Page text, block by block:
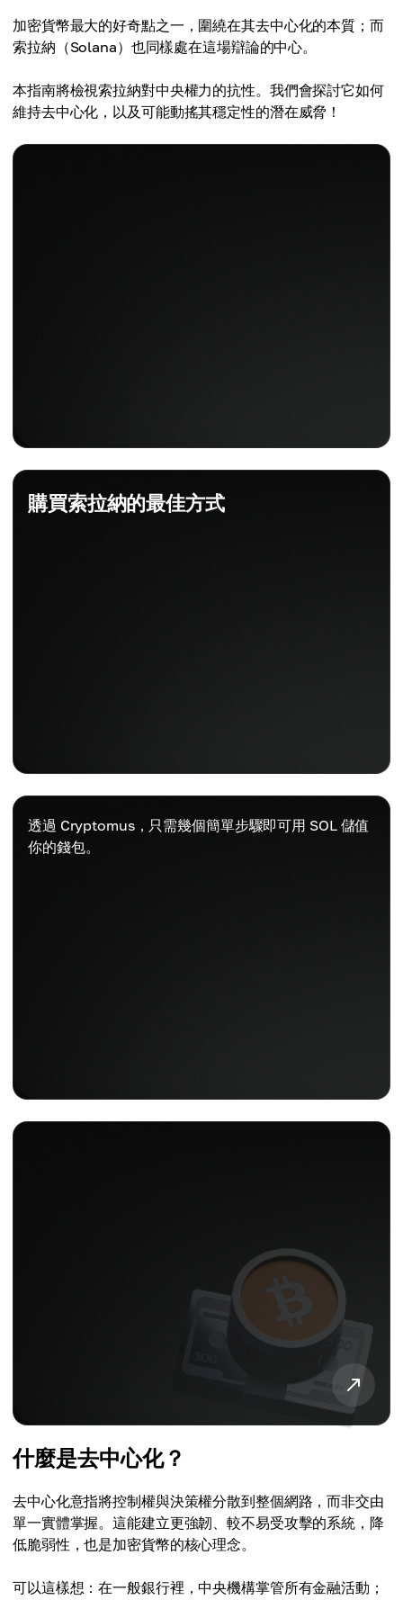
加密貨幣最大的好奇點之一，圍繞在其去中心化的本質；而
索拉納（Solana）也同樣處在這場辯論的中心。
本指南將檢視索拉納對中央權力的抗性。我們會探討它如何
維持去中心化，以及可能動搖其穩定性的潛在威脅！
購買索拉納的最佳方式
透過 Cryptomus，只需幾個簡單步驟即可用 SOL 儲值
你的錢包。
什麼是去中心化？
去中心化意指將控制權與決策權分散到整個網路，而非交由
單一實體掌握。這能建立更強韌、較不易受攻擊的系統，降
低脆弱性，也是加密貨幣的核心理念。
可以這樣想：在一般銀行裡，中央機構掌管所有金融活動；